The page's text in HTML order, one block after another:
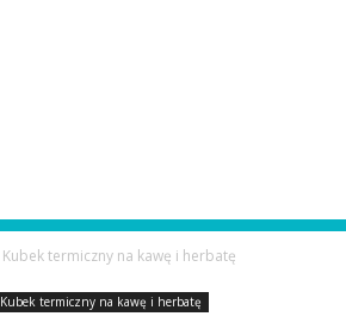
Kubek termiczny na kawę i herbatę
Kubek termiczny na kawę i herbatę